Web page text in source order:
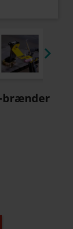

brænder